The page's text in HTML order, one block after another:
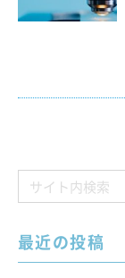
最近の投稿